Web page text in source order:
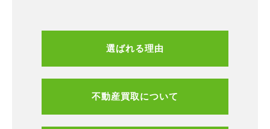
選ばれる理由
不動産買取について